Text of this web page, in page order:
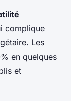
complique
Les
en quelques
et